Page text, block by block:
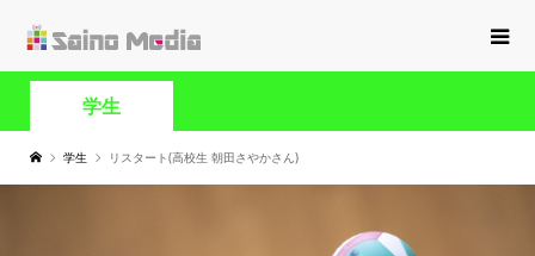
学生
学生 リスタート(高校生 朝田さやかさん)